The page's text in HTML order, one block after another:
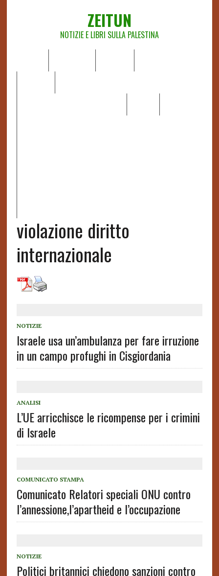
ZEITUN
NOTIZIE E LIBRI SULLA PALESTINA
violazione diritto
internazionale
NOTIZIE
Israele usa un’ambulanza per fare irruzione
in un campo profughi in Cisgiordania
ANALISI
L’UE arricchisce le ricompense per i crimini
di Israele
COMUNICATO STAMPA
Comunicato Relatori speciali ONU contro
l’annessione,l’apartheid e l’occupazione
NOTIZIE
Politici britannici chiedono sanzioni contro